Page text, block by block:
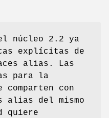
núcleo 2.2 ya
explícitas de
alias. Las
para la
con
alias del mismo
quiere